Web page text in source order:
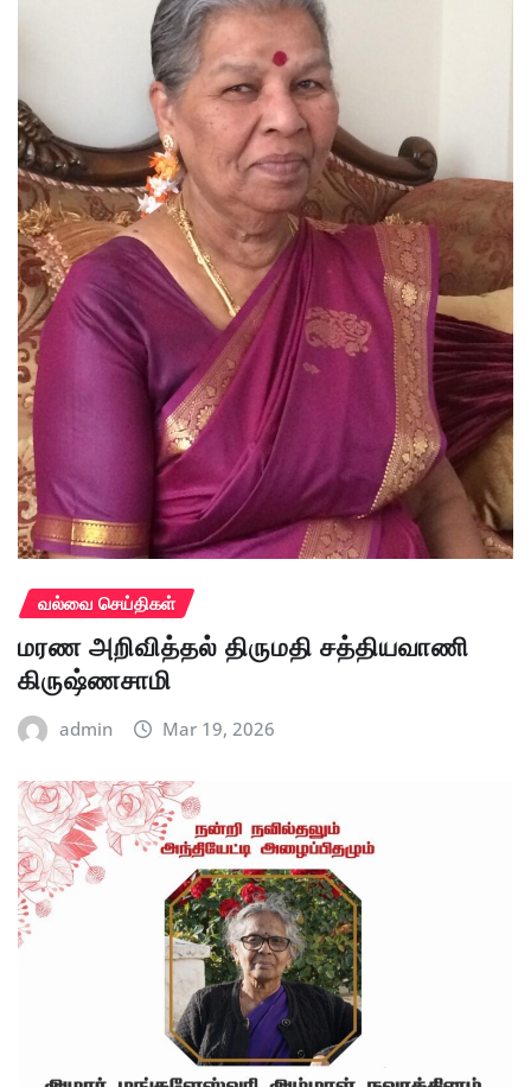
வல்வை செய்திகள்
மரண அறிவித்தல் திருமதி சத்தியவாணி
கிருஷ்ணசாமி
admin Mar 19, 2026